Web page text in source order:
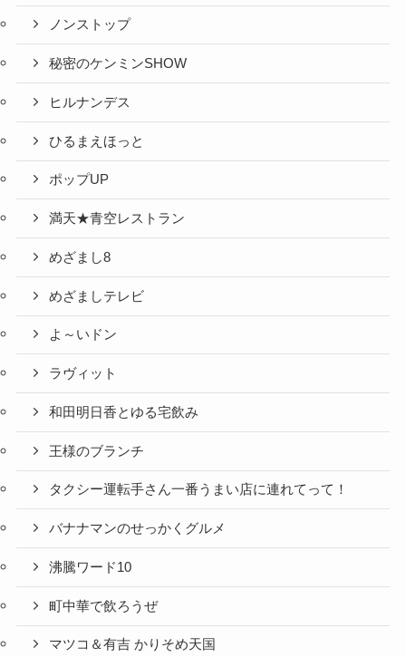
ノンストップ
秘密のケンミンSHOW
ヒルナンデス
ひるまえほっと
ポップUP
満天★青空レストラン
めざまし8
めざましテレビ
よ～いドン
ラヴィット
和田明日香とゆる宅飲み
王様のブランチ
タクシー運転手さん一番うまい店に連れてって！
バナナマンのせっかくグルメ
沸騰ワード10
町中華で飲ろうぜ
マツコ＆有吉 かりそめ天国